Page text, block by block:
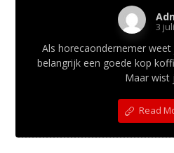
3
Als horecaondernemer
belangrijk een goede kop
Maar wist
Read